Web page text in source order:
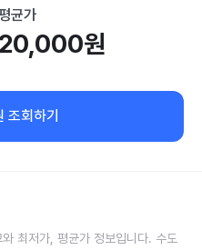
균가
20,000원
조회하기
최저가, 평균가 정보입니다. 수도